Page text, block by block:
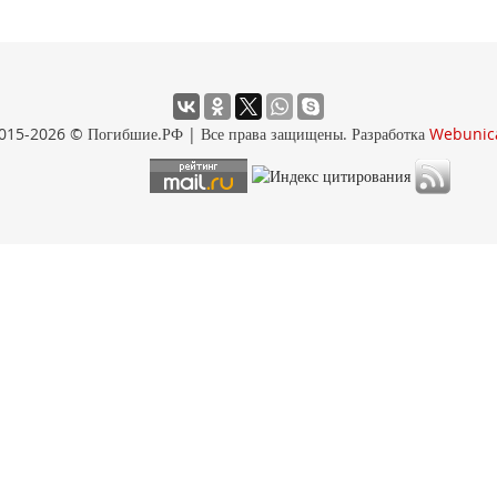
2026 © Погибшие.РФ | Все права защищены. Разработка